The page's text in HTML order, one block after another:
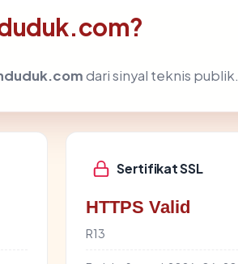
dari sinyal teknis publik.
Sertifikat SSL
HTTPS Valid
R13